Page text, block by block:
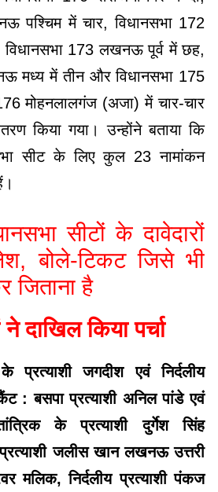
पश्चिम में चार, विधानसभा 172
173 लखनऊ पूर्व में छह,
मध्य में तीन और विधानसभा 175
मोहनलालगंज (अजा) में चार-चार
किया गया। उन्होंने बताया कि
सीट के लिए कुल 23 नामांकन
सीटों के दावेदारों
बोले-टिकट जिसे भी
जिताना है
ने दाखिल किया पर्चा
प्रत्याशी जगदीश एवं निर्दलीय
: बसपा प्रत्याशी अनिल पांडे एवं
के प्रत्याशी दुर्गेश सिंह
जलीस खान लखनऊ उत्तरी
मलिक, निर्दलीय प्रत्याशी पंकज